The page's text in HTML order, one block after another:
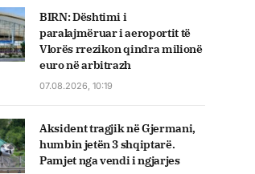
BIRN: Dështimi i
paralajmëruar i aeroportit të
Vlorës rrezikon qindra milionë
euro në arbitrazh
07.08.2026, 10:19
Aksident tragjik në Gjermani,
humbin jetën 3 shqiptarë.
Pamjet nga vendi i ngjarjes